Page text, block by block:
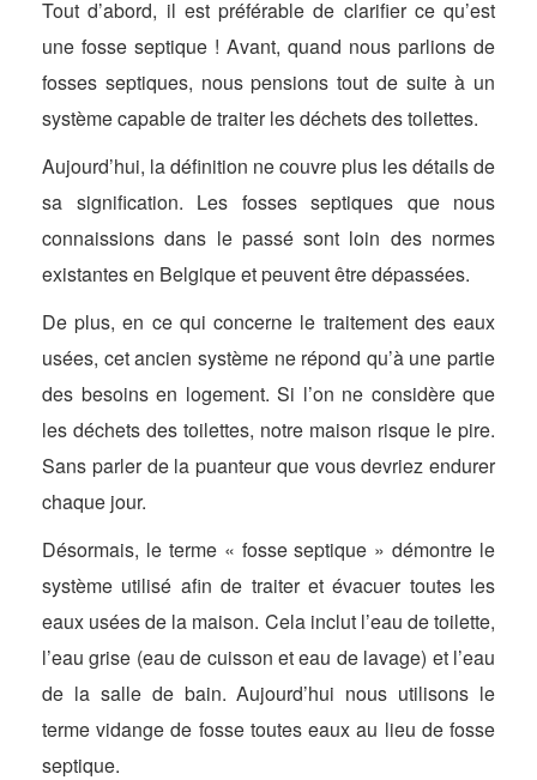
Tout d’abord, il est préférable de clarifier ce qu’est
une fosse septique ! Avant, quand nous parlions de
fosses septiques, nous pensions tout de suite à un
système capable de traiter les déchets des toilettes.
Aujourd’hui, la définition ne couvre plus les détails de
sa signification. Les fosses septiques que nous
connaissions dans le passé sont loin des normes
existantes en Belgique et peuvent être dépassées.
De plus, en ce qui concerne le traitement des eaux
usées, cet ancien système ne répond qu’à une partie
des besoins en logement. Si l’on ne considère que
les déchets des toilettes, notre maison risque le pire.
Sans parler de la puanteur que vous devriez endurer
chaque jour.
Désormais, le terme « fosse septique » démontre le
système utilisé afin de traiter et évacuer toutes les
eaux usées de la maison. Cela inclut l’eau de toilette,
l’eau grise (eau de cuisson et eau de lavage) et l’eau
de la salle de bain. Aujourd’hui nous utilisons le
terme vidange de fosse toutes eaux au lieu de fosse
septique.